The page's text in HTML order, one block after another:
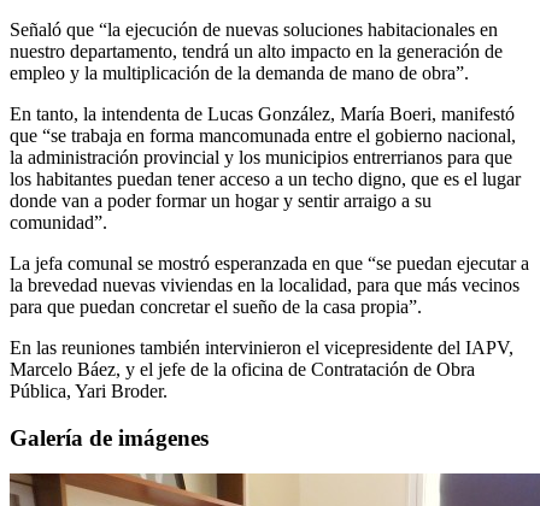
Señaló que “la ejecución de nuevas soluciones habitacionales en
nuestro departamento, tendrá un alto impacto en la generación de
empleo y la multiplicación de la demanda de mano de obra”.
En tanto, la intendenta de Lucas González, María Boeri, manifestó
que “se trabaja en forma mancomunada entre el gobierno nacional,
la administración provincial y los municipios entrerrianos para que
los habitantes puedan tener acceso a un techo digno, que es el lugar
donde van a poder formar un hogar y sentir arraigo a su
comunidad”.
La jefa comunal se mostró esperanzada en que “se puedan ejecutar a
la brevedad nuevas viviendas en la localidad, para que más vecinos
para que puedan concretar el sueño de la casa propia”.
En las reuniones también intervinieron el vicepresidente del IAPV,
Marcelo Báez, y el jefe de la oficina de Contratación de Obra
Pública, Yari Broder.
Galería de imágenes